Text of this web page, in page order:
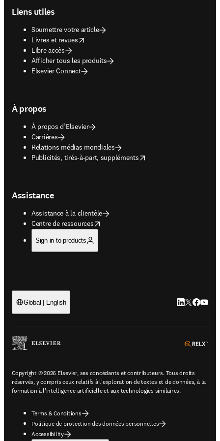
Liens utiles
Soumettre votre article
Livres et revues
opens in new tab/window
Libre accès
Afficher tous les produits
Elsevier Connect
À propos
À propos d’Elsevier
Carrières
Relations médias mondiales
Publicités, tirés-à-part, suppléments
opens in new tab/window
Assistance
Assistance à la clientèle
Centre de ressources
opens in new tab/window
Sign in to products
Global | English LinkedIn
Twitter
Copyright © 2026 Elsevier, ses concédants et contributeurs. Tous droits
réservés, y compris ceux relatifs à l'exploration de textes et de données, à la
formation à l'intelligence artificielle et aux technologies similaires.
Terms & Conditions
Politique de protection des données personnelles
Accessibility